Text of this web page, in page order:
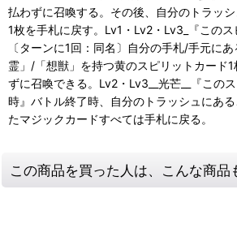
払わずに召喚する。その後、自分のトラッ
1枚を手札に戻す。Lv1・Lv2・Lv3_『このス
〔ターンに1回：同名〕自分の手札/手元に
霊」/「想獣」を持つ黄のスピリットカード
ずに召喚できる。Lv2・Lv3__光芒__『この
時』バトル終了時、自分のトラッシュにあ
たマジックカードすべては手札に戻る。
この商品を買った人は、こんな商品